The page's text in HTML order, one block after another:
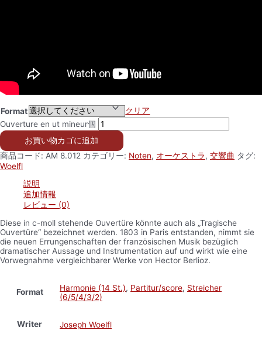
Format
クリア
Ouverture en ut mineur個
お買い物カゴに追加
商品コード: AM 8.012 カテゴリー: Noten, オーケストラ, 交響曲 タグ:
Woelfl
説明
追加情報
レビュー (0)
Diese in c-moll stehende Ouvertüre könnte auch als „Tragische
Ouvertüre“ bezeichnet werden. 1803 in Paris entstanden, nimmt sie
die neuen Errungenschaften der französischen Musik bezüglich
dramatischer Aussage und Instrumentation auf und wirkt wie eine
Vorwegnahme vergleichbarer Werke von Hector Berlioz.
Format Harmonie (14 St.), Partitur/score, Streicher
(6/5/4/3/2)
Writer Joseph Woelfl